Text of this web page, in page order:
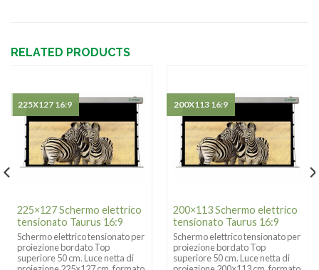
RELATED PRODUCTS
225×127 Schermo elettrico
tensionato Taurus 16:9
Schermo elettrico tensionato per
proiezione bordato Top
superiore 50 cm. Luce netta di
225X127 16:9
200×113 Schermo elettrico
tensionato Taurus 16:9
Schermo elettrico tensionato per
proiezione bordato Top
superiore 50 cm. Luce netta di
200X113 16:9